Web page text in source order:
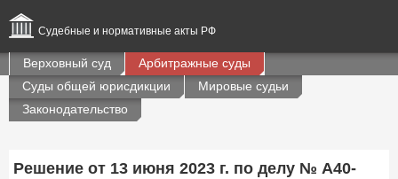
Судебные и нормативные акты РФ
Верховный суд
Арбитражные суды
Суды общей юрисдикции
Мировые судьи
Законодательство
Решение от 13 июня 2023 г. по делу № А40-